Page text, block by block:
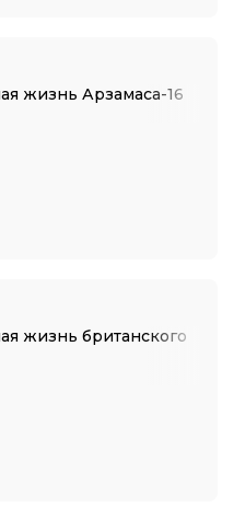
жизнь Арзамаса-16
жизнь британского